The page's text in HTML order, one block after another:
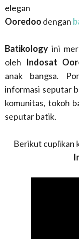
elegan
Ooredoo dengan
Batikology ini
oleh Indosat
anak bangsa.
informasi seputar
komunitas, tokoh
seputar batik.
Berikut cuplikan